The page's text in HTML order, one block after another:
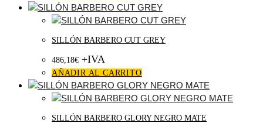
SILLÓN BARBERO CUT GREY
486,18€ +IVA
AÑADIR AL CARRITO
SILLÓN BARBERO GLORY NEGRO MATE